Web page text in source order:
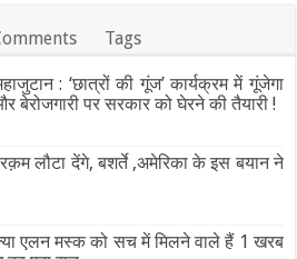
Tags
: ‘छात्रों की गूंज’ कार्यक्रम में गूंजेगा
पर सरकार को घेरने की तैयारी !
लौटा देंगे, बशर्ते ,अमेरिका के इस बयान ने
एलन मस्क को सच में मिलने वाले हैं 1 खरब